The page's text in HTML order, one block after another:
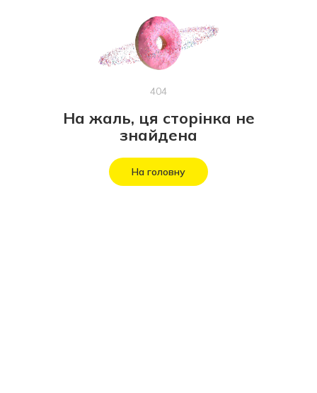
404
На жаль, ця сторінка не
знайдена
На головну